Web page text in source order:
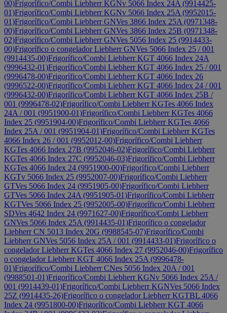
00)Frigorífico/Combi Liebherr KGNv 5066 Index 24A (9914425-
01)Frigorífico/Combi Liebherr KGNv 5066 Index 25A (9952015-
01)Frigorífico/Combi Liebherr GNVes 3866 Index 25A (0971348-
00)Frigorífico/Combi Liebherr GNVes 3866 Index 25B (0971348-
02)Frigorífico/Combi Liebherr GNVes 5056 Index 25 (9914433-
00)Frigorífico o congelador Liebherr GNVes 5066 Index 25 / 001
(9914435-00)Frigorífico/Combi Liebherr KGT 4066 Index 24A
(9996432-01)Frigorífico/Combi Liebherr KGT 4066 Index 25 / 001
(9996478-00)Frigorífico/Combi Liebherr KGT 4066 Index 26
(9996522-00)Frigorífico/Combi Liebherr KGT 4066 Index 24 / 001
(9996432-00)Frigorífico/Combi Liebherr KGT 4066 Index 25B /
001 (9996478-02)Frigorífico/Combi Liebherr KGTes 4066 Index
24A / 001 (9951900-01)Frigorífico/Combi Liebherr KGTes 4066
Index 25 (9951904-00)Frigorífico/Combi Liebherr KGTes 4066
Index 25A / 001 (9951904-01)Frigorífico/Combi Liebherr KGTes
4066 Index 26 / 001 (9952012-00)Frigorífico/Combi Liebherr
KGTes 4066 Index 27B (9952046-02)Frigorífico/Combi Liebherr
KGTes 4066 Index 27C (9952046-03)Frigorífico/Combi Liebherr
KGTes 4066 Index 24 (9951900-00)Frigorífico/Combi Liebherr
KGTv 5066 Index 25 (9952007-00)Frigorífico/Combi Liebherr
GTVes 5066 Index 24 (9951905-00)Frigorífico/Combi Liebherr
GTVes 5066 Index 24A (9951905-01)Frigorífico/Combi Liebherr
KGTVes 5066 Index 25 (9952005-00)Frigorífico/Combi Liebherr
SDVes 4642 Index 24 (9971627-00)Frigorífico/Combi Liebherr
GNVes 5066 Index 25A (9914435-01)Frigorífico o congelador
Liebherr CN 5013 Index 20G (9988545-07)Frigorífico/Combi
Liebherr GNVes 5056 Index 25A / 001 (9914433-01)Frigorífico o
congelador Liebherr KGTes 4066 Index 27 (9952046-00)Frigorífico
o congelador Liebherr KGT 4066 Index 25A (9996478-
01)Frigorífico/Combi Liebherr CNes 5056 Index 20A / 001
(9988501-01)Frigorífico/Combi Liebherr KGNv 5066 Index 25A /
001 (9914439-01)Frigorífico/Combi Liebherr KGNVes 5066 Index
25Z (9914435-26)Frigorífico o congelador Liebherr KGTBL 4066
Index 24 (9951800-00)Frigorífico/Combi Liebherr KGT 4066